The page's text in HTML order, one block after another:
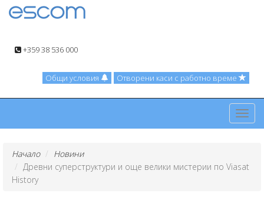
+359 38 536 000
Общи условия Отворени каси с работно време
Начало
Новини
Древни суперструктури и още велики мистерии по Viasat
History